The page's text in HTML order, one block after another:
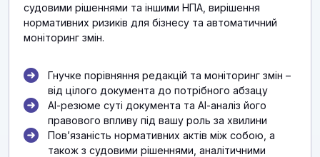
судовими рішеннями та іншими НПА, вирішення
нормативних ризиків для бізнесу та автоматичний
моніторинг змін.
Гнучке порівняння редакцій та моніторинг змін –
від цілого документа до потрібного абзацу
АІ-резюме суті документа та АІ-аналіз його
правового впливу під вашу роль за хвилини
Повʼязаність нормативних актів між собою, а
також з судовими рішеннями, аналітичними